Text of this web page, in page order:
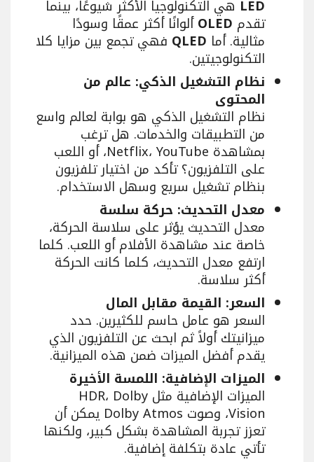
LED هي التكنولوجيا الأكثر شيوعًا، بينما
تقدم OLEDألوانًا أكثر عمقًا وسودًا
مثالية. أما QLED فهي تجمع بين مزايا كلا
التكنولوجيتين.
نظام التشغيل الذكي: عالم من
المحتوى
نظام التشغيل الذكي هو بوابة لعالم واسع
من التطبيقات والخدمات. هل ترغب
بمشاهدة Netflix، YouTube، أو اللعب
على التلفزيون؟ تأكد من اختيار تلفزيون
بنظام تشغيل سريع وسهل الاستخدام.
معدل التحديث: حركة سلسة
معدل التحديث يؤثر على سلاسة الحركة،
خاصة عند مشاهدة الأفلام أو اللعب. كلما
ارتفع معدل التحديث، كلما كانت الحركة
أكثر سلاسة.
السعر: القيمة مقابل المال
السعر هو عامل حاسم للكثيرين. حدد
ميزانيتك أولاً ثم ابحث عن التلفزيون الذي
يقدم أفضل الميزات ضمن هذه الميزانية.
الميزات الإضافية: اللمسة الأخيرة
الميزات الإضافية مثل HDR، Dolby
Vision، وصوت Dolby Atmos يمكن أن
تعزز تجربة المشاهدة بشكل كبير، ولكنها
تأتي عادة بتكلفة إضافية.